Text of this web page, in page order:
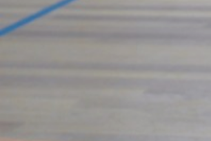
MINIBASQUETE